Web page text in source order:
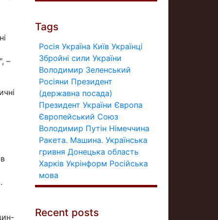
–
Tags
Росія Україна Київ Українці
Збройні сили України
Володимир Зеленський
Росіяни Президент
(державна посада)
Президент України Європа
Європейський Союз
Володимир Путін Німеччина
Ракета. Машина. Українська
гривня Донецька область
Харків Укрінформ Російська
мова
Recent posts